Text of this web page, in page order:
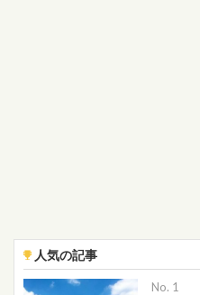
人気の記事
No.